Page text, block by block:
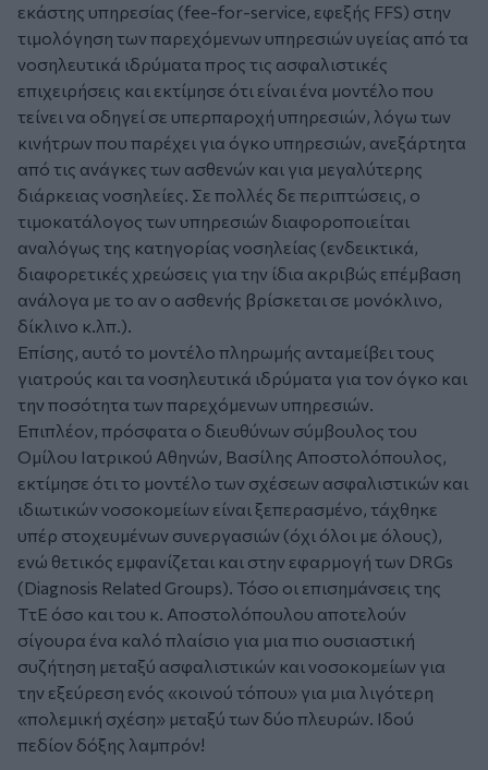
εκάστης υπηρεσίας (fee-for-service, εφεξής FFS) στην
τιμολόγηση των παρεχόμενων υπηρεσιών υγείας από τα
νοσηλευτικά ιδρύματα προς τις ασφαλιστικές
επιχειρήσεις και εκτίμησε ότι είναι ένα μοντέλο που
τείνει να οδηγεί σε υπερπαροχή υπηρεσιών, λόγω των
κινήτρων που παρέχει για όγκο υπηρεσιών, ανεξάρτητα
από τις ανάγκες των ασθενών και για μεγαλύτερης
διάρκειας νοσηλείες. Σε πολλές δε περιπτώσεις, ο
τιμοκατάλογος των υπηρεσιών διαφοροποιείται
αναλόγως της κατηγορίας νοσηλείας (ενδεικτικά,
διαφορετικές χρεώσεις για την ίδια ακριβώς επέμβαση
ανάλογα με το αν ο ασθενής βρίσκεται σε μονόκλινο,
δίκλινο κ.λπ.).
Επίσης, αυτό το μοντέλο πληρωμής ανταμείβει τους
γιατρούς και τα νοσηλευτικά ιδρύματα για τον όγκο και
την ποσότητα των παρεχόμενων υπηρεσιών.
Επιπλέον, πρόσφατα ο διευθύνων σύμβουλος του
Ομίλου Ιατρικού Αθηνών, Βασίλης Αποστολόπουλος,
εκτίμησε ότι το μοντέλο των σχέσεων ασφαλιστικών και
ιδιωτικών νοσοκομείων είναι ξεπερασμένο, τάχθηκε
υπέρ στοχευμένων συνεργασιών (όχι όλοι με όλους),
ενώ θετικός εμφανίζεται και στην εφαρμογή των DRGs
(Diagnosis Related Groups). Τόσο οι επισημάνσεις της
ΤτΕ όσο και του κ. Αποστολόπουλου αποτελούν
σίγουρα ένα καλό πλαίσιο για μια πιο ουσιαστική
συζήτηση μεταξύ ασφαλιστικών και νοσοκομείων για
την εξεύρεση ενός «κοινού τόπου» για μια λιγότερη
«πολεμική σχέση» μεταξύ των δύο πλευρών. Ιδού
πεδίον δόξης λαμπρόν!